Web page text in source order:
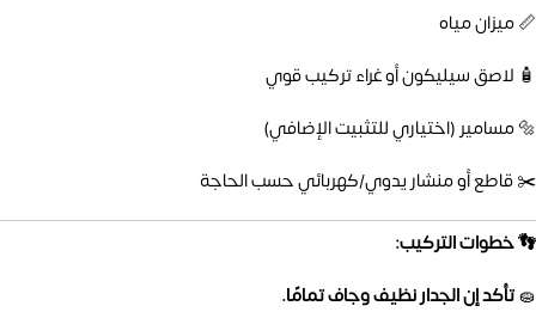
📏 ميزان مياه
🧴 لاصق سيليكون أو غراء تركيب قوي
🔩 مسامير (اختياري للتثبيت الإضافي)
✂️ قاطع أو منشار يدوي/كهربائي حسب الحاجة
👣 خطوات التركيب:
🧽تأكد إن الجدار نظيف وجاف تمامًا.